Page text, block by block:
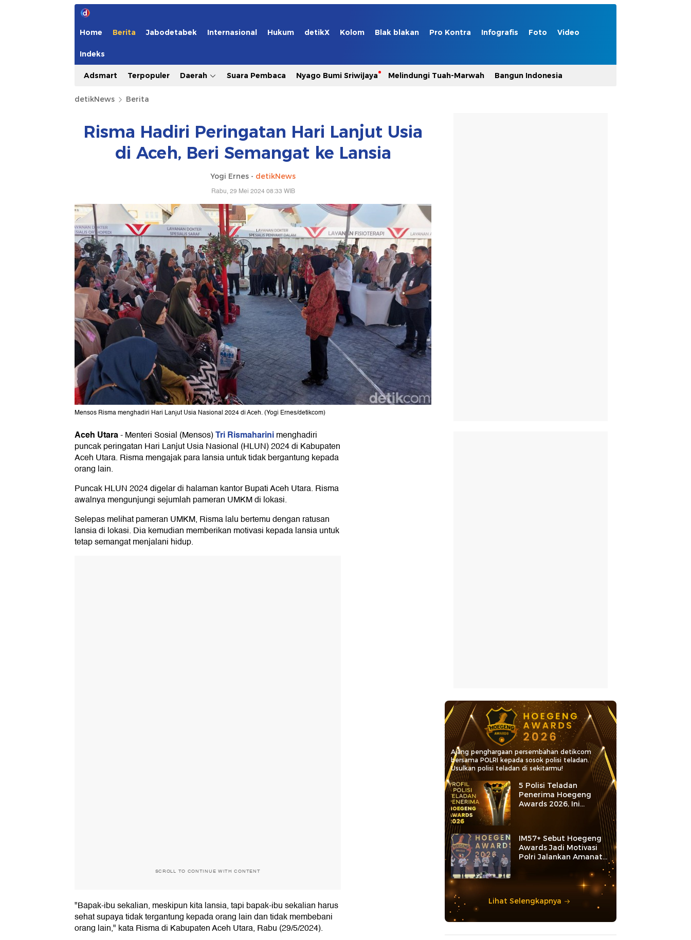
Home Berita Jabodetabek Internasional Hukum detikX Kolom Blak blakan Pro Kontra Infografis Foto Video
Indeks
Adsmart Terpopuler Daerah Suara Pembaca Nyago Bumi Sriwijaya Melindungi Tuah-Marwah Bangun Indonesia
detikNews Berita
Risma Hadiri Peringatan Hari Lanjut Usia
di Aceh, Beri Semangat ke Lansia
Yogi Ernes - detikNews
Rabu, 29 Mei 2024 08:33 WIB
Mensos Risma menghadiri Hari Lanjut Usia Nasional 2024 di Aceh. (Yogi Ernes/detikcom)
Aceh Utara-Menteri Sosial (Mensos)Tri Rismaharinimenghadiri
puncak peringatan Hari Lanjut Usia Nasional (HLUN) 2024 di Kabupaten
Aceh Utara. Risma mengajak para lansia untuk tidak bergantung kepada
orang lain.
Puncak HLUN 2024 digelar di halaman kantor Bupati Aceh Utara. Risma
awalnya mengunjungi sejumlah pameran UMKM di lokasi.
Selepas melihat pameran UMKM, Risma lalu bertemu dengan ratusan
lansia di lokasi. Dia kemudian memberikan motivasi kepada lansia untuk
tetap semangat menjalani hidup.
SCROLL TO CONTINUE WITH CONTENT
"Bapak-ibu sekalian, meskipun kita lansia, tapi bapak-ibu sekalian harus
sehat supaya tidak tergantung kepada orang lain dan tidak membebani
orang lain," kata Risma di Kabupaten Aceh Utara, Rabu (29/5/2024).
Ajang penghargaan persembahan detikcom
bersama POLRI kepada sosok polisi teladan.
Usulkan polisi teladan di sekitarmu!
5 Polisi Teladan
Penerima Hoegeng
Awards 2026, Ini
Kategori dan Kiprahnya
IM57+ Sebut Hoegeng
Awards Jadi Motivasi
Polri Jalankan Amanat
Lihat Selengkapnya